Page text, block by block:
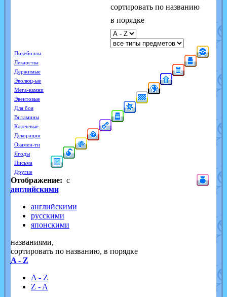
сортировать по названию
в порядке
Покеболлы
Лекарства
Держимые
Эволюц-ые
Мега-камни
Эвентовые
Для боя
Витамины
Ключевые
Декорации
Окамен-ти
Ягоды
Письма
Другие
Отображение: с
английскими
английскими
русскими
японскими
названиями,
cортировать по названию, в порядке
A - Z
A - Z
Z - A